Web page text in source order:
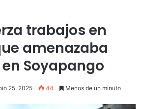
trabajos en
amenazaba
Soyapango
25, 2025 44 Menos de un minuto